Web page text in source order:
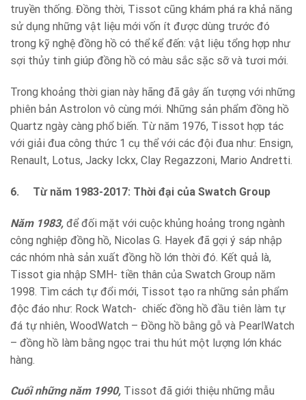
truyền thống. Đồng thời, Tissot cũng khám phá ra khả năng
sử dụng những vật liệu mới vốn ít được dùng trước đó
trong kỹ nghệ đồng hồ có thể kể đến: vật liệu tổng hợp như
sợi thủy tinh giúp đồng hồ có màu sắc sặc sỡ và tươi mới.
Trong khoảng thời gian này hãng đã gây ấn tượng với những
phiên bản Astrolon vô cùng mới. Những sản phẩm đồng hồ
Quartz ngày càng phổ biến. Từ năm 1976, Tissot hợp tác
với giải đua công thức 1 cụ thể với các đội đua như: Ensign,
Renault, Lotus, Jacky Ickx, Clay Regazzoni, Mario Andretti.
6. Từ năm 1983-2017: Thời đại của Swatch Group
Năm 1983, để đối mặt với cuộc khủng hoảng trong ngành
công nghiệp đồng hồ, Nicolas G. Hayek đã gợi ý sáp nhập
các nhóm nhà sản xuất đồng hồ lớn thời đó. Kết quả là,
Tissot gia nhập SMH- tiền thân của Swatch Group năm
1998. Tìm cách tự đổi mới, Tissot tạo ra những sản phẩm
độc đáo như: Rock Watch- chiếc đồng hồ đầu tiên làm tự
đá tự nhiên, WoodWatch – Đồng hồ bằng gỗ và PearlWatch
– đồng hồ làm bằng ngọc trai thu hút một lượng lớn khác
hàng.
Cuối những năm 1990, Tissot đã giới thiệu những mẫu